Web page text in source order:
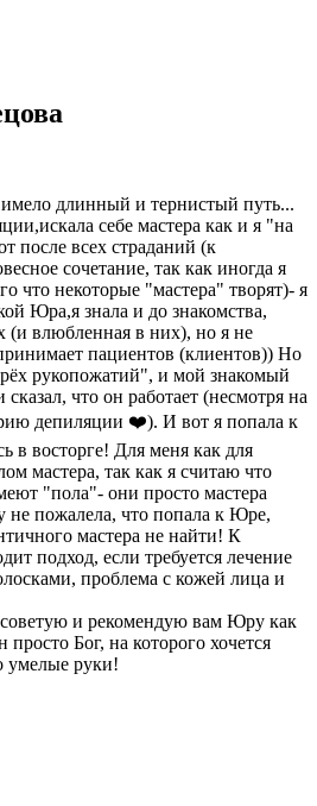
длинный и тернистый путь...
себе мастера как и я "на
после всех страданий (к
сочетание, так как иногда я
что некоторые "мастера" творят)- я
Юра,я знала и до знакомства,
(и влюбленная в них), но я не
пациентов (клиентов)) Но
рукопожатий", и мой знакомый
что он работает (несмотря на
депиляции ❤️). И вот я попала к
в восторге! Для меня как для
мастера, так как я считаю что
"пола"- они просто мастера
не пожалела, что попала к Юре,
мастера не найти! К
подход, если требуется лечение
проблема с кожей лица и
и рекомендую вам Юру как
просто Бог, на которого хочется
умелые руки!